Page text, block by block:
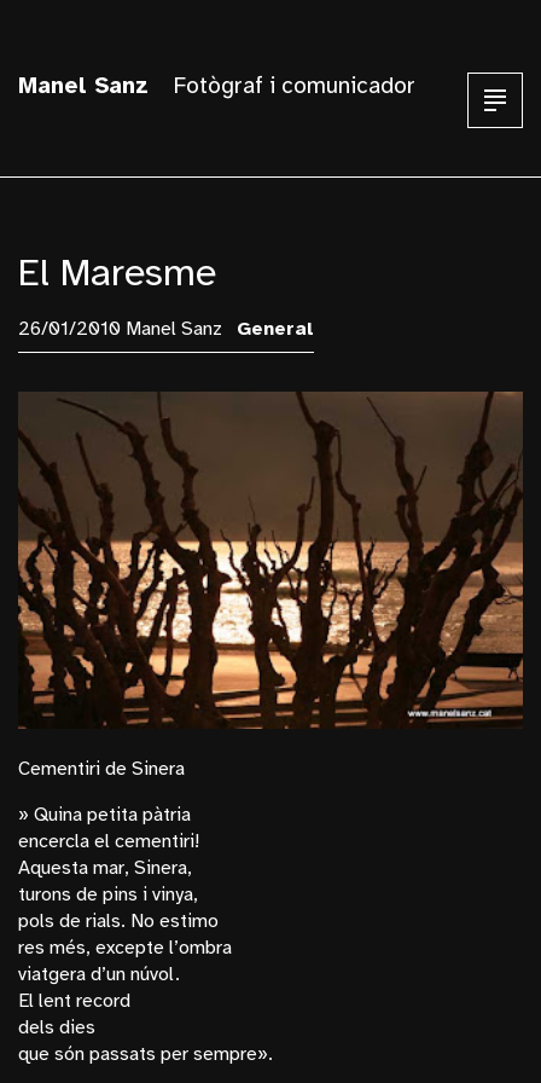
Manel Sanz Fotògraf i comunicador
El Maresme
26/01/2010 Manel Sanz General
Cementiri de Sinera
» Quina petita pàtria
encercla el cementiri!
Aquesta mar, Sinera,
turons de pins i vinya,
pols de rials. No estimo
res més, excepte l’ombra
viatgera d’un núvol.
El lent record
dels dies
que són passats per sempre».